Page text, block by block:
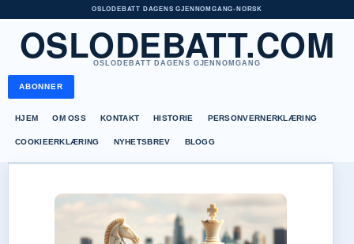
OSLODEBATT DAGENS GJENNOMGANG• NORSK
OSLODEBATT.COM
OSLODEBATT DAGENS GJENNOMGANG
ABONNER
HJEM OM OSS KONTAKT HISTORIE PERSONVERNERKLÆRING
COOKIEERKLÆRING NYHETSBREV BLOGG